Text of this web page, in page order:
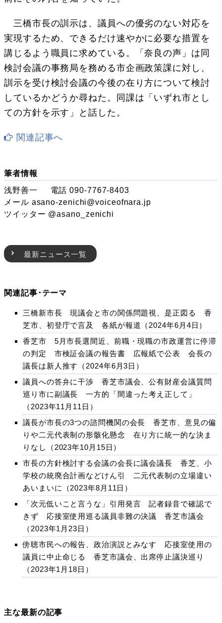
三橋市長の訓示は、議員への優劣のない対応を
実現するため、できるだけ速やかに必要な措置を
講じるよう職員に求めている。「奈良の声」は同
検討会議の事務局を務める市企画政策課に対し、
訓示を受け検討会議の今後の在り方について検討
しているかどうか尋ねた。同課は「いずれ市とし
ての方針を示す」と話した。
関連記事へ
筆者情報
浅野善一
電話 090-7767-8403
メール asano-zenichi@voiceofnara.jp
ツイッター @asano_zenichi
最新ニュース一覧
関連記事･テーマ
三橋新市長 現議会と市の関係問題視、是正図る 香
芝市、初登庁で言及 各紙が報道（2024年6月4日）
香芝市 5月市長選間近、前職・現職の市政運営に停滞
の判定 市検証会議の報告書 広報紙で公表 会長の
議長は新人推す（2024年6月3日）
議員への答弁に干渉 香芝市議会、公有財産会議質問
巡り市に副議長 一方的「間違った考え正して」
（2023年11月11日）
議長が市長の3つの諮問機関の会長 香芝市、意見の偏
りや二元代表制の形骸化懸念 在り方に統一的な決ま
りなし（2023年10月15日）
市長の方針検討する会議の会長に議会議長 香芝、小
学校の統廃合計画などけん引 二元代表制の立場違い
あいまいに（2023年8月11日）
「次元低いこと言うな」引用発言 記者録音で確認で
きず 応接室使用巡る議員非難の決議 香芝市議会
（2023年1月23日）
傍聴市民への報告、政治演説とみなす 応接室使用の
議員に中止命じる 香芝市議会、出席停止議決巡り
（2023年1月18日）
主な最新の記事